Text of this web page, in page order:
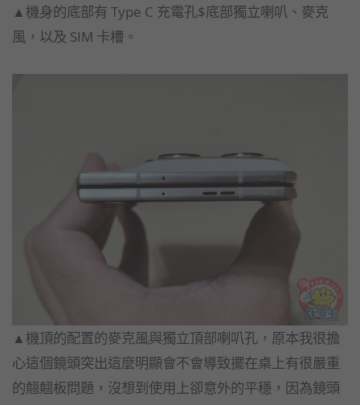
▲機身的底部有 Type C 充電孔$底部獨立喇叭、麥克
風，以及 SIM 卡槽。
▲機頂的配置的麥克風與獨立頂部喇叭孔，原本我很擔
心這個鏡頭突出這麼明顯會不會導致擺在桌上有很嚴重
的翹翹板問題，沒想到使用上卻意外的平穩，因為鏡頭